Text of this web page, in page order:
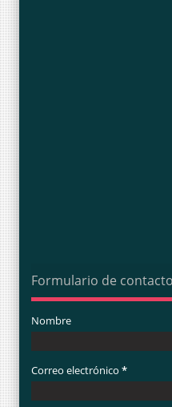
Formulario de contacto
Nombre
Correo electrónico *